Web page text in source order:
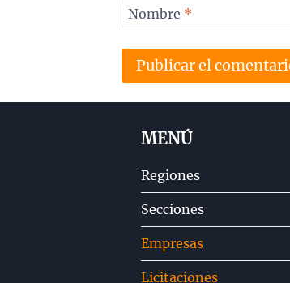
Nombre *
MENÚ
Regiones
Secciones
Empresas
Licitaciones